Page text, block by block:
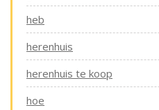
heb
herenhuis
herenhuis te koop
hoe